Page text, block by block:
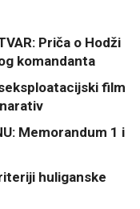
Priča o Hodži
komandanta
film
Memorandum 1 i
huliganske